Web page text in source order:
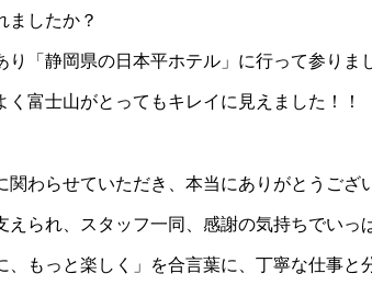
ましたか？
「静岡県の日本平ホテル」に行って参りま
富士山がとってもキレイに見えました！！
わらせていただき、本当にありがとうござ
られ、スタッフ一同、感謝の気持ちでいっ
もっと楽しく」を合言葉に、丁寧な仕事と